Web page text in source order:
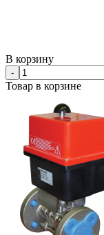
В корзину
-
Товар в корзине